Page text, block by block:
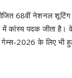
68वीं नेशनल
में कांस्य पदक जीता
गेम्स-2026 के लिए